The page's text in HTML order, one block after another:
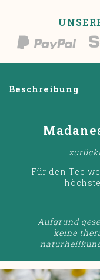
Beschreibung
Für den Tee
Aufgrund
keine